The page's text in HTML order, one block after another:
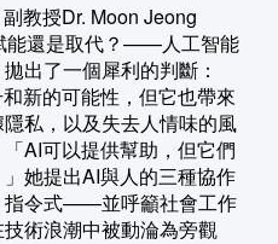
教授Dr. Moon Jeong
能還是取代？——人工智能
出了一個犀利的判斷：
新的可能性，但它也帶來
私，以及失去人情味的風
AI可以提供幫助，但它們
她提出AI與人的三種協作
令式——並呼籲社會工作
術浪潮中被動淪為旁觀